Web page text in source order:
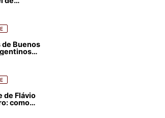
de Buenos
de Flávio
como